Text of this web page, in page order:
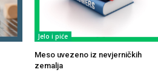
Jelo i piće
Meso uvezeno iz nevjerničkih
zemalja